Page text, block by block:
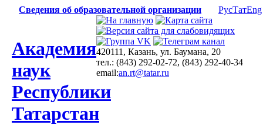
Сведения об образовательной организации РусТатEng
Академия
наук
Республики
Татарстан
420111, Казань, ул. Баумана, 20
тел.: (843) 292-02-72, (843) 292-40-34
email:an.rt@tatar.ru